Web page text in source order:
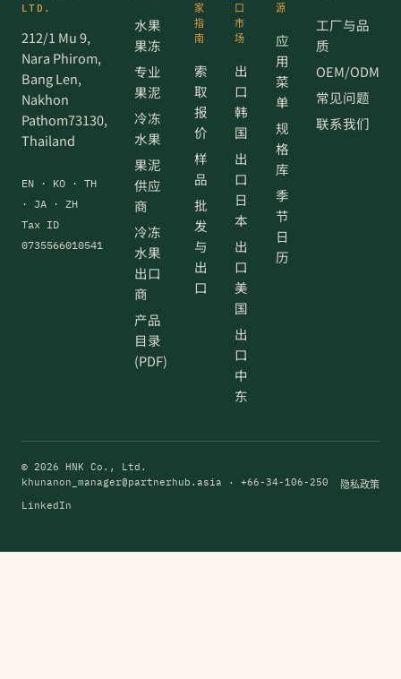
LTD.
212/1 Mu 9,
Nara Phirom,
Bang Len,
Nakhon
Pathom73130,
Thailand
EN · KO · TH
· JA · ZH
Tax ID
0735566010541
水果
果冻
专业
果泥
冷冻
水果
果泥
供应
商
冷冻
水果
出口
商
产品
目录
(PDF)
家
指
南
索
取
报
价
样
品
批
发
与
出
口
口
市
场
出
口
韩
国
出
口
日
本
出
口
美
国
出
口
中
东
源
应
用
菜
单
规
格
库
季
节
日
历
工厂与品
质
OEM/ODM
常见问题
联系我们
© 2026 HNK Co., Ltd.
khunanon_manager@partnerhub.asia · +66-34-106-250
隐私政策
LinkedIn